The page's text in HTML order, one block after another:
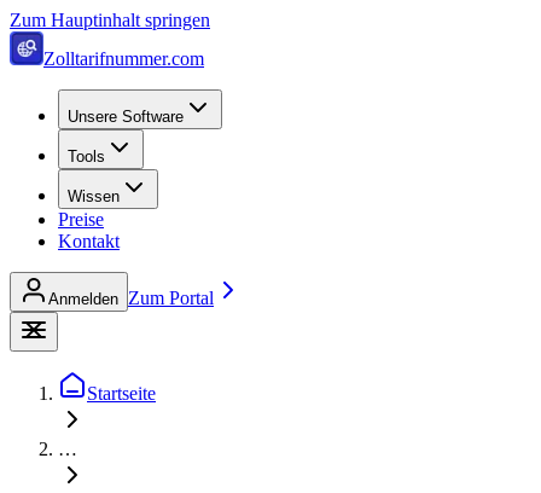
Zum Hauptinhalt springen
Zolltarifnummer.com
Unsere Software
Tools
Wissen
Preise
Kontakt
Anmelden Zum Portal
Startseite
…